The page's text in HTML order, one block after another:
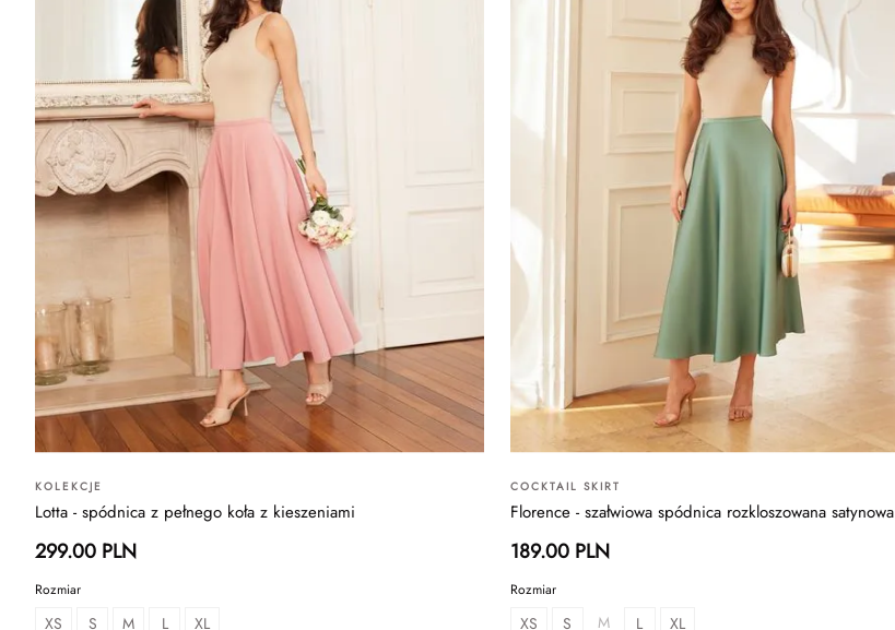
KOLEKCJE
Lotta - spódnica z pełnego koła z kieszeniami
299.00 PLN
Rozmiar
XS S M L XL
COCKTAIL SKIRT
Florence - szałwiowa spódnica rozkloszowana satynowa
189.00 PLN
Rozmiar
XS S M L XL